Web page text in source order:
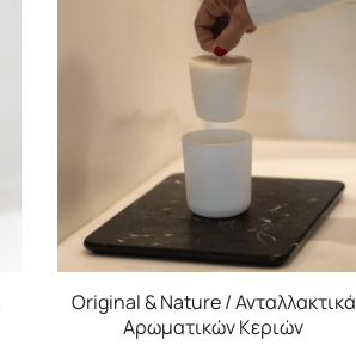
Original & Nature / Ανταλλακτικά
Αρωματικών Κεριών